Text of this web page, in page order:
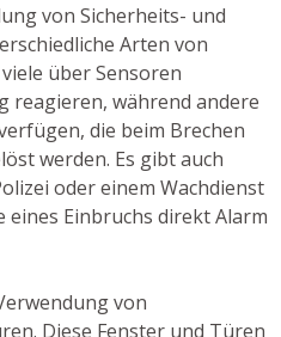
von Sicherheits- und
Arten von
über Sensoren
reagieren, während andere
die beim Brechen
werden. Es gibt auch
oder einem Wachdienst
eines Einbruchs direkt Alarm
von
Diese Fenster und Türen